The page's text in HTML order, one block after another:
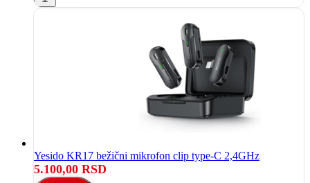
Yesido KR17 bežični mikrofon clip type-C 2,4GHz
5.100,00 RSD